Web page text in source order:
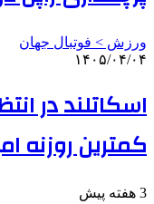
ورزش > فوتبال جهان
۱۴۰۵/۰۴/۰۴
اسکاتلند در
کمترین روزنه
3 هفته پیش